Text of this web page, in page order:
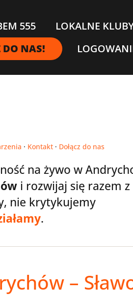
555 LOKALNE
DO NAS!
· Kontakt · Dołącz do nas
na żywo w
i rozwijaj się razem z
nie krytykujemy
.
–